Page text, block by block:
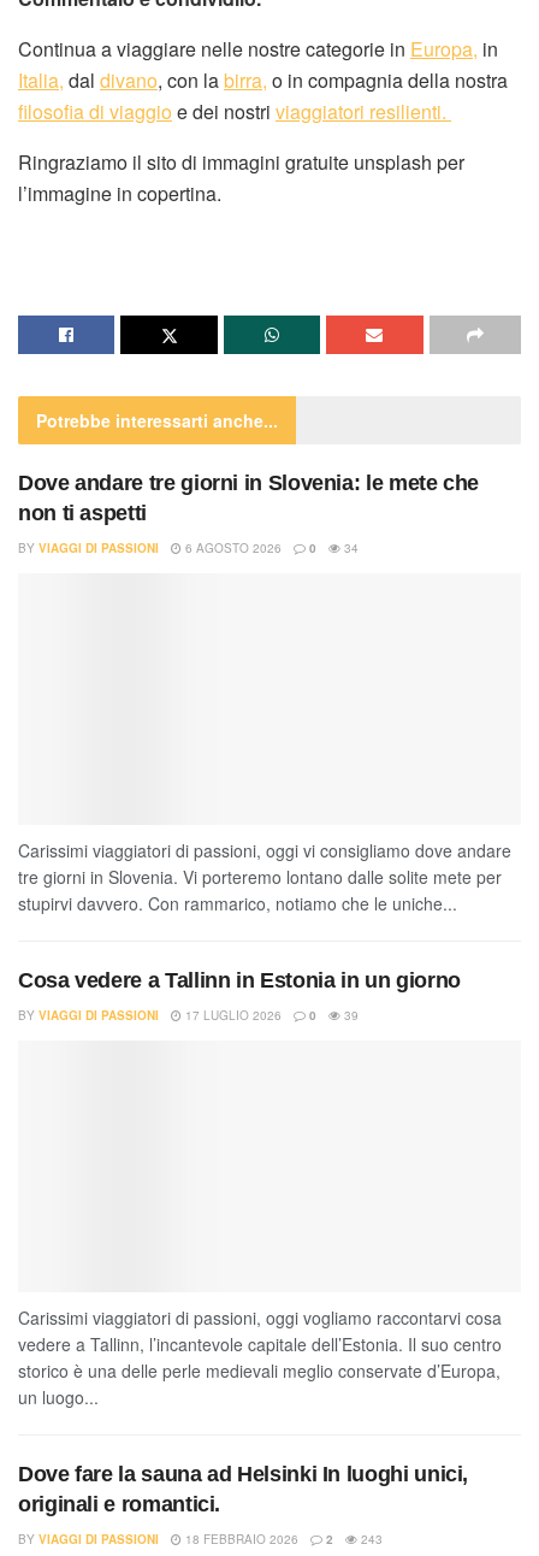
Continua a viaggiare nelle nostre categorie in Europa, in
Italia, dal divano, con labirra, o in compagnia della nostra
filosofia di viaggio e dei nostri viaggiatori resilienti.
Ringraziamo il sito di immagini gratuite unsplash per
l’immagine in copertina.
Potrebbe interessarti anche...
Dove andare tre giorni in Slovenia: le mete che
non ti aspetti
BY VIAGGI DI PASSIONI 6 AGOSTO 2026 0 34
Carissimi viaggiatori di passioni, oggi vi consigliamo dove andare
tre giorni in Slovenia. Vi porteremo lontano dalle solite mete per
stupirvi davvero. Con rammarico, notiamo che le uniche...
Cosa vedere a Tallinn in Estonia in un giorno
BY VIAGGI DI PASSIONI 17 LUGLIO 2026 0 39
Carissimi viaggiatori di passioni, oggi vogliamo raccontarvi cosa
vedere a Tallinn, l’incantevole capitale dell’Estonia. Il suo centro
storico è una delle perle medievali meglio conservate d’Europa,
un luogo...
Dove fare la sauna ad Helsinki In luoghi unici,
originali e romantici.
BY VIAGGI DI PASSIONI 18 FEBBRAIO 2026 2 243